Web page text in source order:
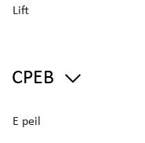
Lift
CPEB
E peil